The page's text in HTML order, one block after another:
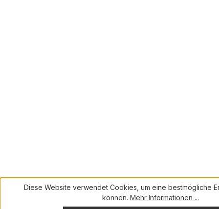
Diese Website verwendet Cookies, um eine bestmögliche
können. Mehr Informationen ...